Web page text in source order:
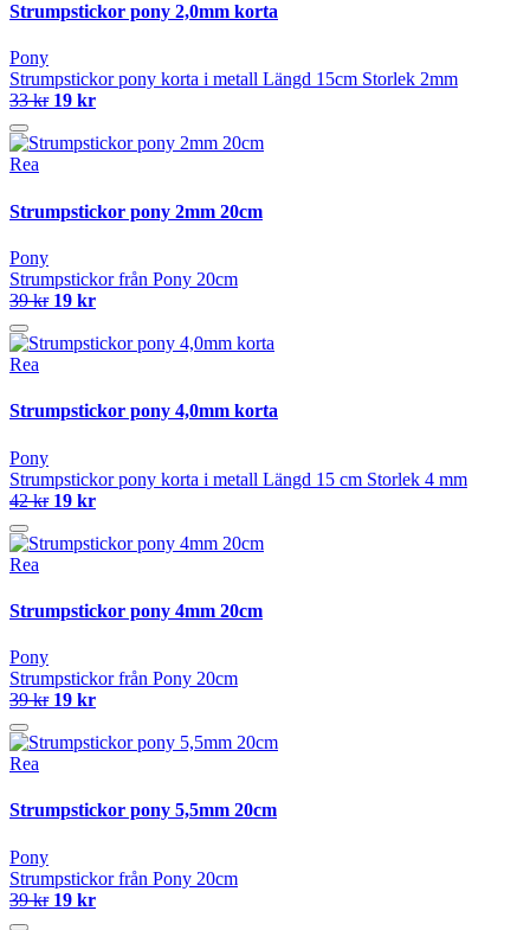
Strumpstickor pony 2,0mm korta
Pony
Strumpstickor pony korta i metall Längd 15cm Storlek 2mm
33 kr 19 kr
Rea
Strumpstickor pony 2mm 20cm
Pony
Strumpstickor från Pony 20cm
39 kr 19 kr
Rea
Strumpstickor pony 4,0mm korta
Pony
Strumpstickor pony korta i metall Längd 15 cm Storlek 4 mm
42 kr 19 kr
Rea
Strumpstickor pony 4mm 20cm
Pony
Strumpstickor från Pony 20cm
39 kr 19 kr
Rea
Strumpstickor pony 5,5mm 20cm
Pony
Strumpstickor från Pony 20cm
39 kr 19 kr